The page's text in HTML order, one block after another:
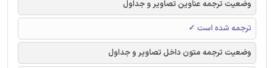
وضعیت ترجمه عناوین تصاویر و جداول
ترجمه شده است ✓
وضعیت ترجمه متون داخل تصاویر و جداول